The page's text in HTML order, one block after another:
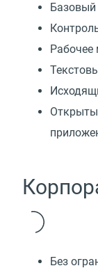
Рабочее
Без